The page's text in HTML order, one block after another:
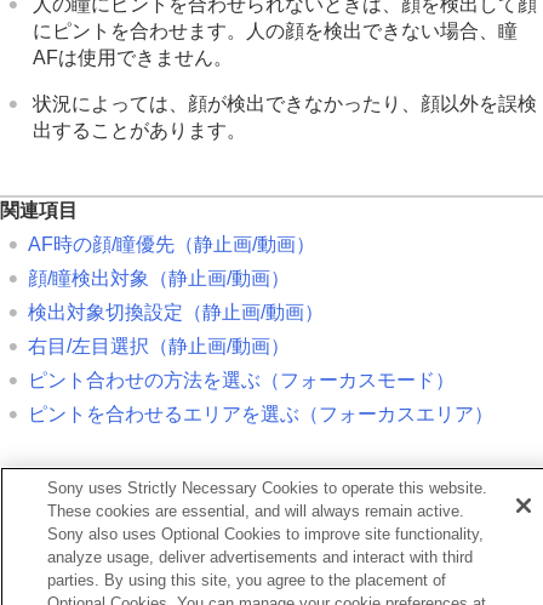
人の瞳にピントを合わせられないときは、顔を検出して顔
にピントを合わせます。人の顔を検出できない場合、瞳
AFは使用できません。
状況によっては、顔が検出できなかったり、顔以外を誤検
出することがあります。
関連項目
AF時の顔/瞳優先 （静止画/動画）
顔/瞳検出対象
（静止画/動画）
検出対象切換設定 （静止画/動画）
右目/左目選択 （静止画/動画）
ピント合わせの方法を選ぶ（フォーカスモード ）
ピントを合わせるエリアを選ぶ（フォーカスエリア）
レクトマニュアルフォーカス（DMF）
次へ
AF時の顔/瞳優先（静止画/動
TP1001367313
Sony uses Strictly Necessary Cookies to operate this website.
These cookies are essential, and will always remain active.
Sony also uses Optional Cookies to improve site functionality,
analyze usage, deliver advertisements and interact with third
parties. By using this site, you agree to the placement of